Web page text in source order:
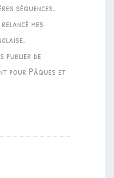
séquences.
mes
publier de
pour Pâques et